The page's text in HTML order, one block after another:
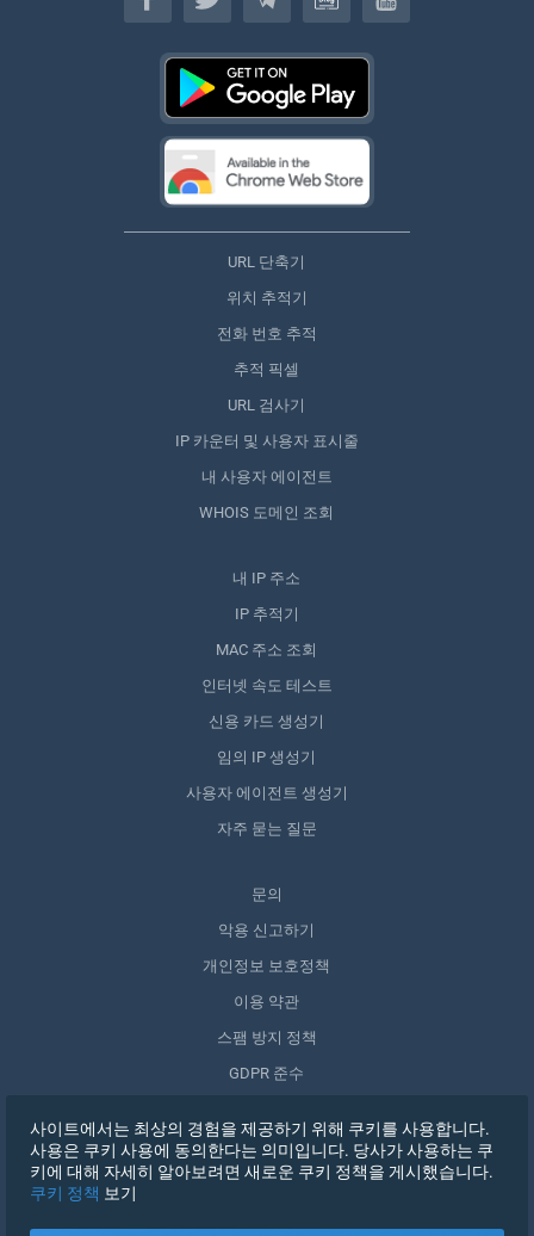
URL 단축기
위치 추적기
전화 번호 추적
추적 픽셀
URL 검사기
IP 카운터 및 사용자 표시줄
내 사용자 에이전트
WHOIS 도메인 조회
내 IP 주소
IP 추적기
MAC 주소 조회
인터넷 속도 테스트
신용 카드 생성기
임의 IP 생성기
사용자 에이전트 생성기
자주 묻는 질문
문의
악용 신고하기
개인정보 보호정책
이용 약관
스팸 방지 정책
GDPR 준수
동의 철회
사이트에서는 최상의 경험을 제공하기 위해 쿠키를 사용합니다.
사용은 쿠키 사용에 동의한다는 의미입니다. 당사가 사용하는 쿠
키에 대해 자세히 알아보려면 새로운 쿠키 정책을 게시했습니다.
쿠키 정책 보기